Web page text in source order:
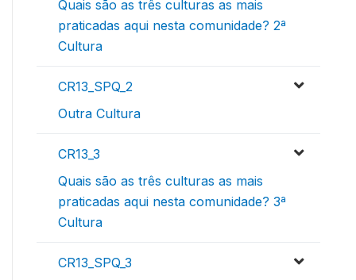
Quais são as três culturas as mais
praticadas aqui nesta comunidade? 2ª
Cultura
CR13_SPQ_2
Outra Cultura
CR13_3
Quais são as três culturas as mais
praticadas aqui nesta comunidade? 3ª
Cultura
CR13_SPQ_3